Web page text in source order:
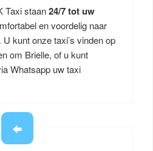
Taxi staan24/7 tot uw
en voordelig naar
kunt onze taxi’s vinden op
om Brielle, of u kunt
Whatsapp uw taxi